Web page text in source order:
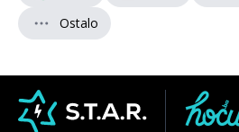
Ostalo